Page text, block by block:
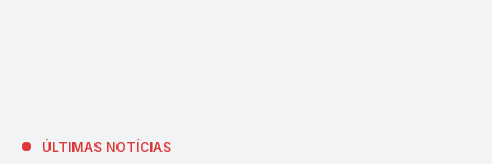
ÚLTIMAS NOTÍCIAS